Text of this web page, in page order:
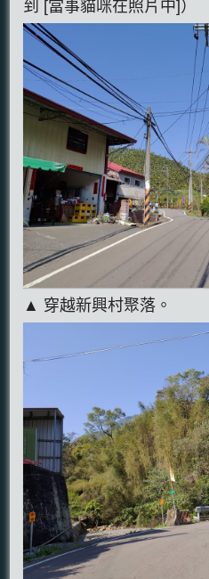
到 [當事貓咪在照片中]）
▲ 穿越新興村聚落。